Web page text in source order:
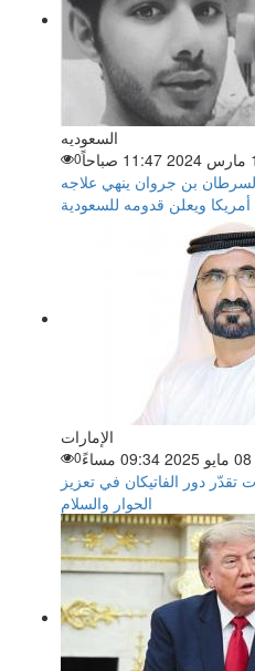
السعوديه
0
بن جروان ينهي علاجه
ويعلن قدومه للسعودية
الإمارات
0
تقدّر دور الفاتيكان في تعزيز
الحوار والسلام